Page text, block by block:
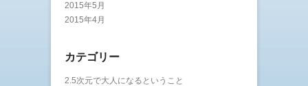
2015年5月
2015年4月
カテゴリー
2.5次元で大人になるということ